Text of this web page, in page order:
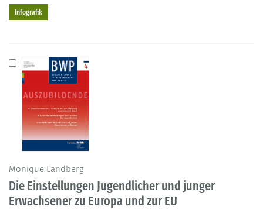
Infografik
Monique Landberg
Die Einstellungen Jugendlicher und junger
Erwachsener zu Europa und zur EU